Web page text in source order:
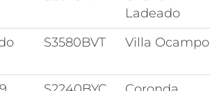
Ladeado
S3580BVT Villa Ocampo